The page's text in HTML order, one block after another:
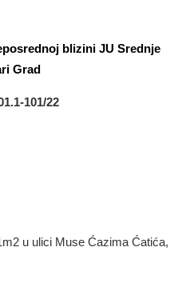
blizini JU Srednje
Grad
101/22
m2 u ulici Muse Ćazima Ćatića,